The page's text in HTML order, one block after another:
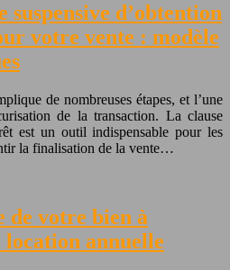
suspensive d’obtention
votre vente : modèle
de nombreuses étapes, et l’une
de la transaction. La clause
est un outil indispensable pour les
la finalisation de la vente…
de votre bien à
annuelle